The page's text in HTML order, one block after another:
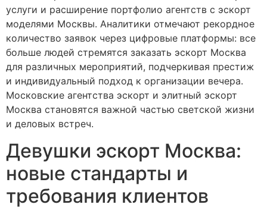
услуги и расширение портфолио агентств с эскорт
моделями Москвы. Аналитики отмечают рекордное
количество заявок через цифровые платформы: все
больше людей стремятся заказать эскорт Москва
для различных мероприятий, подчеркивая престиж
и индивидуальный подход к организации вечера.
Московские агентства эскорт и элитный эскорт
Москва становятся важной частью светской жизни
и деловых встреч.
Девушки эскорт Москва:
новые стандарты и
требования клиентов